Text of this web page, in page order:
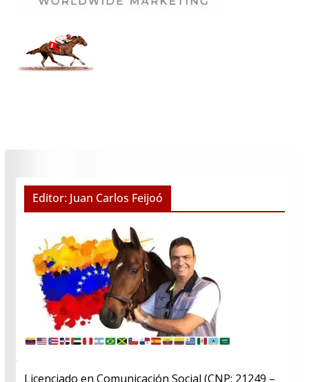
Editor: Juan Carlos Feijoó
Licenciado en Comunicación Social (CNP: 21249 –